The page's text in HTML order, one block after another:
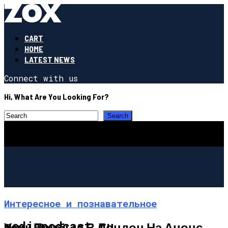
CART
HOME
LATEST NEWS
Connect with us
Hi, What Are You Looking For?
Интересное и познавательное